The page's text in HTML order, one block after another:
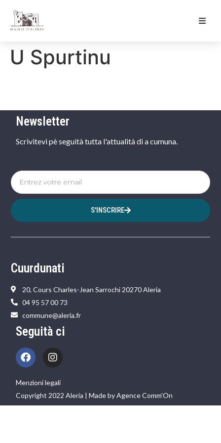
U Spurtinu
Newsletter
Scrivitevi pè seguità tutta l'attualità di a cumuna.
S'INSCRIRE
Cuurdunati
20, Cours Charles-Jean Sarrochi 20270 Aleria
04 95 57 00 73
commune@aleria.fr
Seguità ci
Menzioni legali
Copyright 2022 Aleria | Made by Agence Comm'On